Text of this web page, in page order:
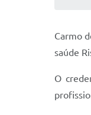
Carmo
saúde
O